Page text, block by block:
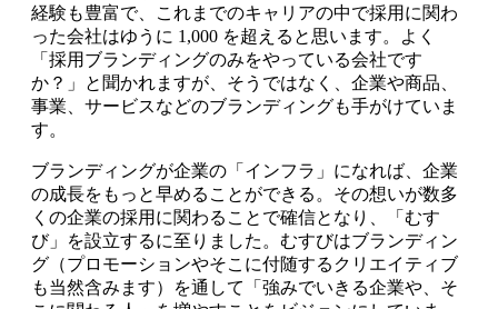
経験も豊富で、これまでのキャリアの中で採用に関わ
った会社はゆうに 1,000 を超えると思います。よく
「採用ブランディングのみをやっている会社です
か？」と聞かれますが、そうではなく、企業や商品、
事業、サービスなどのブランディングも手がけていま
す。
ブランディングが企業の「インフラ」になれば、企業
の成長をもっと早めることができる。その想いが数多
くの企業の採用に関わることで確信となり、「むす
び」を設立するに至りました。むすびはブランディン
グ（プロモーションやそこに付随するクリエイティブ
も当然含みます）を通して「強みでいきる企業や、そ